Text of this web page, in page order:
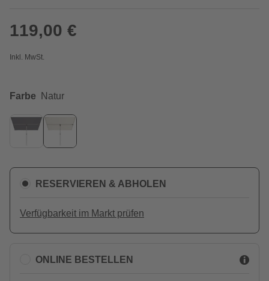
119,00 €
Inkl. MwSt.
Farbe Natur
RESERVIEREN & ABHOLEN
Verfügbarkeit im Markt prüfen
ONLINE BESTELLEN